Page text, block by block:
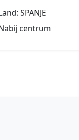
SPANJE
centrum